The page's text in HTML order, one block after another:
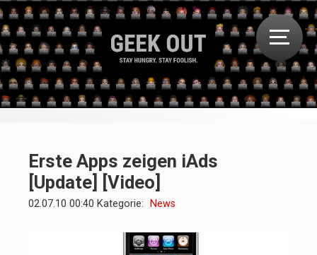
Erste Apps zeigen iAds
[Update] [Video]
02.07.10 00:40 Kategorie: News